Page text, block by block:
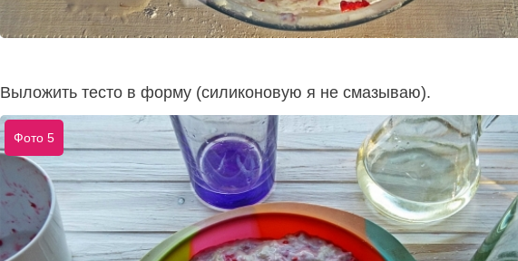
Выложить тесто в форму (силиконовую я не смазываю).
Фото 5